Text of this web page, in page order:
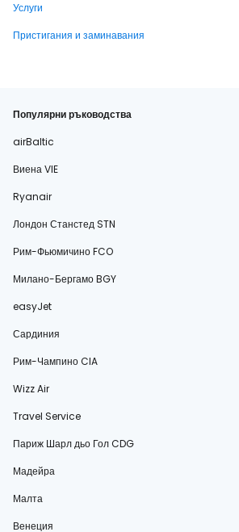
Услуги
Пристигания и заминавания
Популярни ръководства
airBaltic
Виена VIE
Ryanair
Лондон Станстед STN
Рим-Фьюмичино FCO
Милано-Бергамо BGY
easyJet
Сардиния
Рим-Чампино CIA
Wizz Air
Travel Service
Париж Шарл дьо Гол CDG
Мадейра
Малта
Венеция